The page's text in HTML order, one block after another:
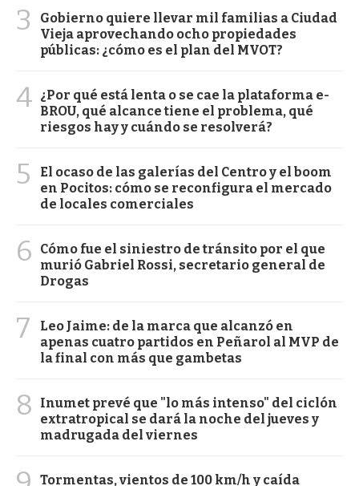
3
Gobierno quiere llevar mil familias a Ciudad
Vieja aprovechando ocho propiedades
públicas: ¿cómo es el plan del MVOT?
4 ¿Por qué está lenta o se cae la plataforma e-
BROU, qué alcance tiene el problema, qué
riesgos hay y cuándo se resolverá?
5
El ocaso de las galerías del Centro y el boom
en Pocitos: cómo se reconfigura el mercado
de locales comerciales
6
Cómo fue el siniestro de tránsito por el que
murió Gabriel Rossi, secretario general de
Drogas
7
Leo Jaime: de la marca que alcanzó en
apenas cuatro partidos en Peñarol al MVP de
la final con más que gambetas
8
Inumet prevé que "lo más intenso" del ciclón
extratropical se dará la noche del jueves y
madrugada del viernes
Tormentas, vientos de 100 km/h y caída